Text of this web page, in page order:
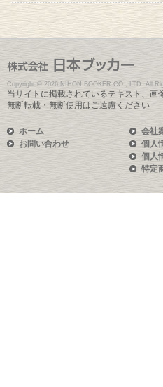
Copyright © 2026 NIHON BOOKER CO., LTD. All
当サイトに掲載されているテキスト、画
無断転載・無断使用はご遠慮ください
ホーム
お問い合わせ
会社
個人
個人
特定